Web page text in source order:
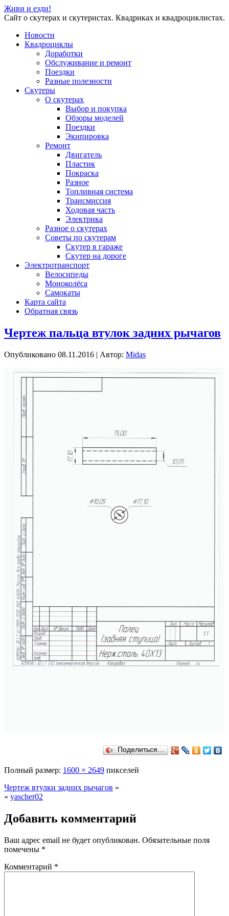
Живи и езди!
Сайт о скутерах и скутеристах. Квадриках и квадроциклистах.
Новости
Квадроциклы
Доработки
Обслуживание и ремонт
Поездки
Разные полезности
Скутеры
О скутерах
Выбор и покупка
Обзоры моделей
Поездки
Экипировка
Ремонт
Двигатель
Пластик
Покраска
Разное
Топливная система
Трансмиссия
Ходовая часть
Электрика
Разное о скутерах
Советы по скутерам
Скутер в гараже
Скутер на дороге
Электротранспорт
Велосипеды
Моноколёса
Самокаты
Карта сайта
Обратная связь
Чертеж пальца втулок задних рычагов
Опубликовано 08.11.2016 | Автор: Midas
Поделиться…
Полный размер: 1600 × 2649 пикселей
Чертеж втулки задних рычагов »
« yascher02
Добавить комментарий
Ваш адрес email не будет опубликован. Обязательные поля
помечены *
Комментарий *